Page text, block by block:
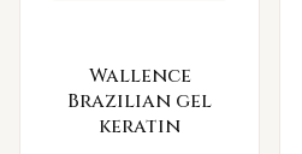
Wallence
Brazilian gel
keratin